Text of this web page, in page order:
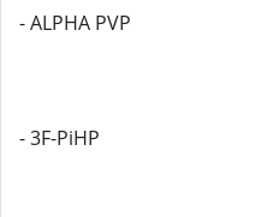
- ALPHA PVP
- 3F-PiHP